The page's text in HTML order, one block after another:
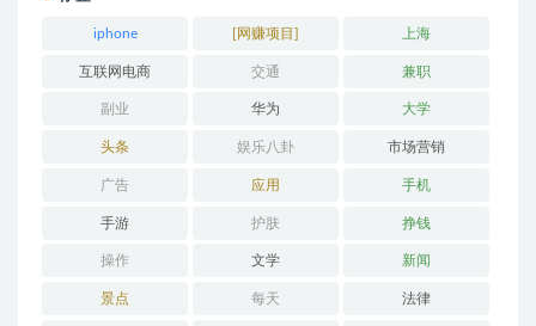
iphone [网赚项目] 上海
互联网电商 交通 兼职
副业 华为 大学
头条 娱乐八卦 市场营销
广告 应用 手机
手游 护肤 挣钱
操作 文学 新闻
景点 每天 法律